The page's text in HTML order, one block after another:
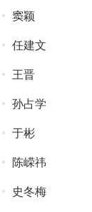
窦颖
任建文
王晋
孙占学
于彬
陈嵘祎
史冬梅